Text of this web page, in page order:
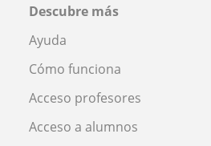
Descubre más
Ayuda
Cómo funciona
Acceso profesores
Acceso a alumnos